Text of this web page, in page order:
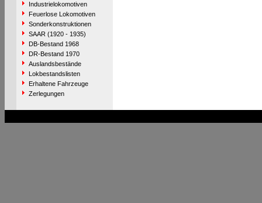
Industrielokomotiven
Feuerlose Lokomotiven
Sonderkonstruktionen
SAAR (1920 - 1935)
DB-Bestand 1968
DR-Bestand 1970
Auslandsbestände
Lokbestandslisten
Erhaltene Fahrzeuge
Zerlegungen